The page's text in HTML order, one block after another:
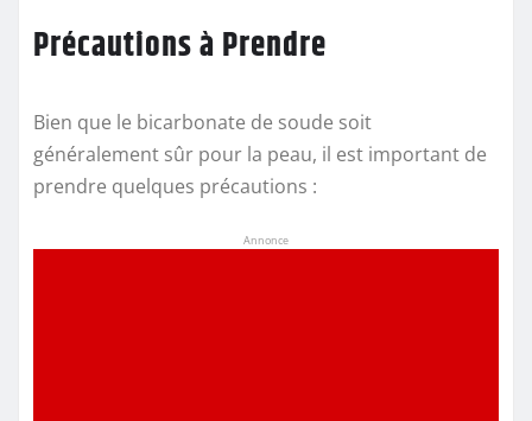
Précautions à Prendre
Bien que le bicarbonate de soude soit
généralement sûr pour la peau, il est important de
prendre quelques précautions :
Annonce